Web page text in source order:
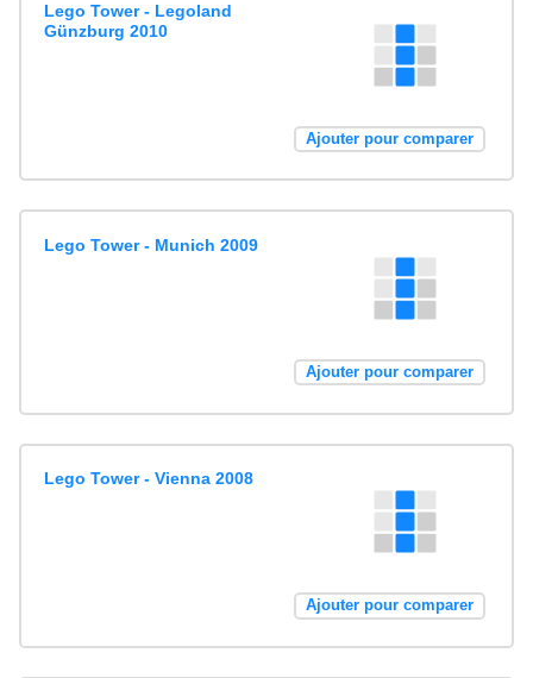
Lego Tower - Legoland
Günzburg 2010
Ajouter pour comparer
Lego Tower - Munich 2009
Ajouter pour comparer
Lego Tower - Vienna 2008
Ajouter pour comparer